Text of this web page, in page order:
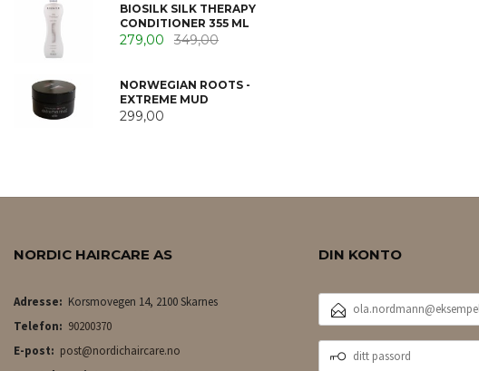
BIOSILK SILK THERAPY
CONDITIONER 355 ML
279,00 349,00
NORWEGIAN ROOTS -
EXTREME MUD
299,00
NORDIC HAIRCARE AS
Adresse: Korsmovegen 14, 2100 Skarnes
Telefon: 90200370
E-post: post@nordichaircare.no
DIN KONTO
E-
POSTADRESSE
DITT
PASSORD